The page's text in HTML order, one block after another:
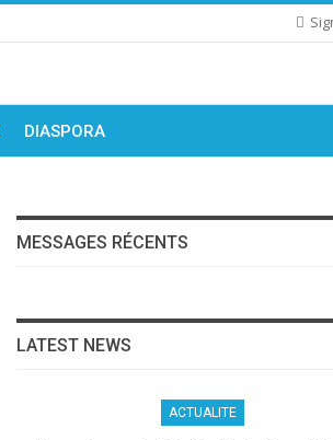
DIASPORA
MESSAGES RÉCENTS
LATEST NEWS
ACTUALITE